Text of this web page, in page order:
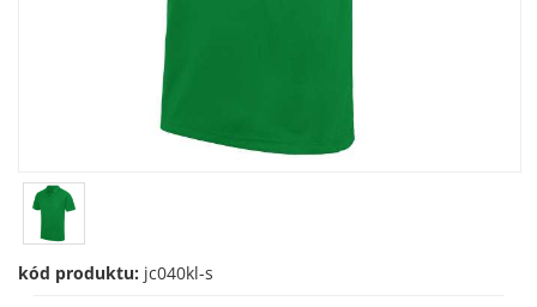
kód produktu: jc040kl-s